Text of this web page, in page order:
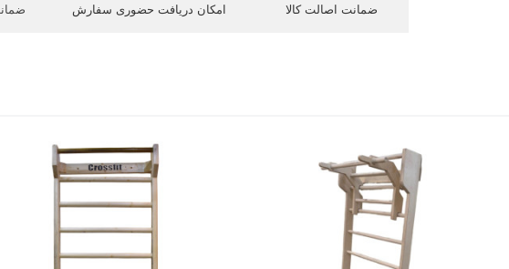
ضمانت اصالت کالا امکان دریافت حضوری سفارش